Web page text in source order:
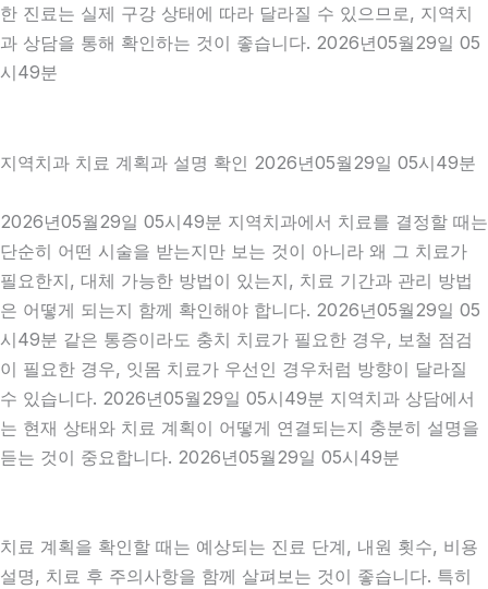
한 진료는 실제 구강 상태에 따라 달라질 수 있으므로, 지역치
과 상담을 통해 확인하는 것이 좋습니다. 2026년05월29일 05
시49분
지역치과 치료 계획과 설명 확인 2026년05월29일 05시49분
2026년05월29일 05시49분 지역치과에서 치료를 결정할 때는
단순히 어떤 시술을 받는지만 보는 것이 아니라 왜 그 치료가
필요한지, 대체 가능한 방법이 있는지, 치료 기간과 관리 방법
은 어떻게 되는지 함께 확인해야 합니다. 2026년05월29일 05
시49분 같은 통증이라도 충치 치료가 필요한 경우, 보철 점검
이 필요한 경우, 잇몸 치료가 우선인 경우처럼 방향이 달라질
수 있습니다. 2026년05월29일 05시49분 지역치과 상담에서
는 현재 상태와 치료 계획이 어떻게 연결되는지 충분히 설명을
듣는 것이 중요합니다. 2026년05월29일 05시49분
치료 계획을 확인할 때는 예상되는 진료 단계, 내원 횟수, 비용
설명, 치료 후 주의사항을 함께 살펴보는 것이 좋습니다. 특히